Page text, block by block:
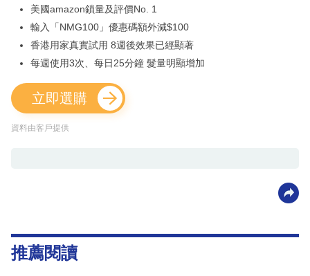
美國amazon鎖量及評價No. 1
輸入「NMG100」優惠碼額外減$100
香港用家真實試用 8週後效果已經顯著
每週使用3次、每日25分鐘 髮量明顯增加
立即選購
資料由客戶提供
推薦閱讀